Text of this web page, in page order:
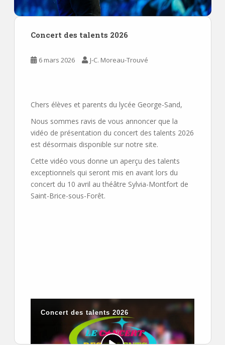
Concert des talents 2026
6 mars 2026 J-C. Moreau-Trouvé
Chers élèves et parents du lycée George-Sand,
Nous sommes ravis de vous annoncer que la
vidéo de présentation du concert des talents 2026
est désormais disponible sur notre site.
Cette vidéo vous donne un aperçu des talents
exceptionnels qui seront mis en avant lors du
concert du 10 avril au théâtre Sylvia-Montfort de
Saint-Brice-sous-Forêt.
Merci de votre soutien et à bientôt sur scène !